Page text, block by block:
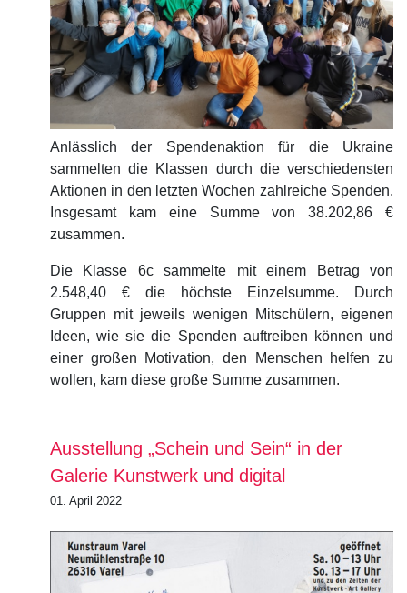
Anlässlich der Spendenaktion für die Ukraine
sammelten die Klassen durch die verschiedensten
Aktionen in den letzten Wochen zahlreiche Spenden.
Insgesamt kam eine Summe von 38.202,86 €
zusammen.
Die Klasse 6c sammelte mit einem Betrag von
2.548,40 € die höchste Einzelsumme. Durch
Gruppen mit jeweils wenigen Mitschülern, eigenen
Ideen, wie sie die Spenden auftreiben können und
einer großen Motivation, den Menschen helfen zu
wollen, kam diese große Summe zusammen.
Ausstellung „Schein und Sein“ in der
Galerie Kunstwerk und digital
01. April 2022